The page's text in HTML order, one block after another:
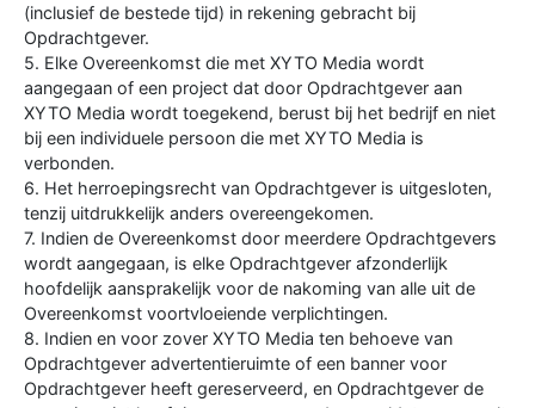
(inclusief de bestede tijd) in rekening gebracht bij
Opdrachtgever.
5. Elke Overeenkomst die met XYTO Media wordt
aangegaan of een project dat door Opdrachtgever aan
XYTO Media wordt toegekend, berust bij het bedrijf en niet
bij een individuele persoon die met XYTO Media is
verbonden.
6. Het herroepingsrecht van Opdrachtgever is uitgesloten,
tenzij uitdrukkelijk anders overeengekomen.
7. Indien de Overeenkomst door meerdere Opdrachtgevers
wordt aangegaan, is elke Opdrachtgever afzonderlijk
hoofdelijk aansprakelijk voor de nakoming van alle uit de
Overeenkomst voortvloeiende verplichtingen.
8. Indien en voor zover XYTO Media ten behoeve van
Opdrachtgever advertentieruimte of een banner voor
Opdrachtgever heeft gereserveerd, en Opdrachtgever de